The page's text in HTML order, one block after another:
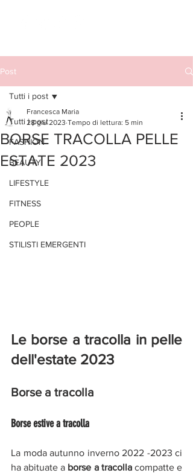
Post
Tutti i post
FASHION
BEAUTY
LIFESTYLE
FITNESS
PEOPLE
STILISTI EMERGENTI
Tutti i post
BORSE TRACOLLA PELLE
ESTATE 2023
Francesca Maria
28 giu 2023 Tempo di lettura: 5 min
Le borse a tracolla in pelle
dell'estate 2023
Borse a tracolla
Borse estive a tracolla
La moda autunno inverno 2022 -2023 ci
ha abituate a borse a tracolla compatte e